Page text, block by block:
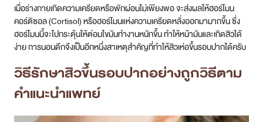
เมื่อร่างกายเกิดความเครียดหรือพักผ่อนไม่เพียงพอ จะส่งผลให้ฮอร์โมน
คอร์ติซอล (Cortisol) หรือฮอร์โมนแห่งความเครียดหลั่งออกมามากขึ้น ซึ่ง
ฮอร์โมนนี้จะไปกระตุ้นให้ต่อมไขมันทำงานหนักขึ้น ทำให้หน้ามันและเกิดสิวได้
ง่าย การนอนดึกจึงเป็นอีกหนึ่งสาเหตุสำคัญที่ทำให้สิวเห่อขึ้นรอบปากได้ครับ
วิธีรักษาสิวขึ้นรอบปากอย่างถูกวิธีตาม
คำแนะนำแพทย์